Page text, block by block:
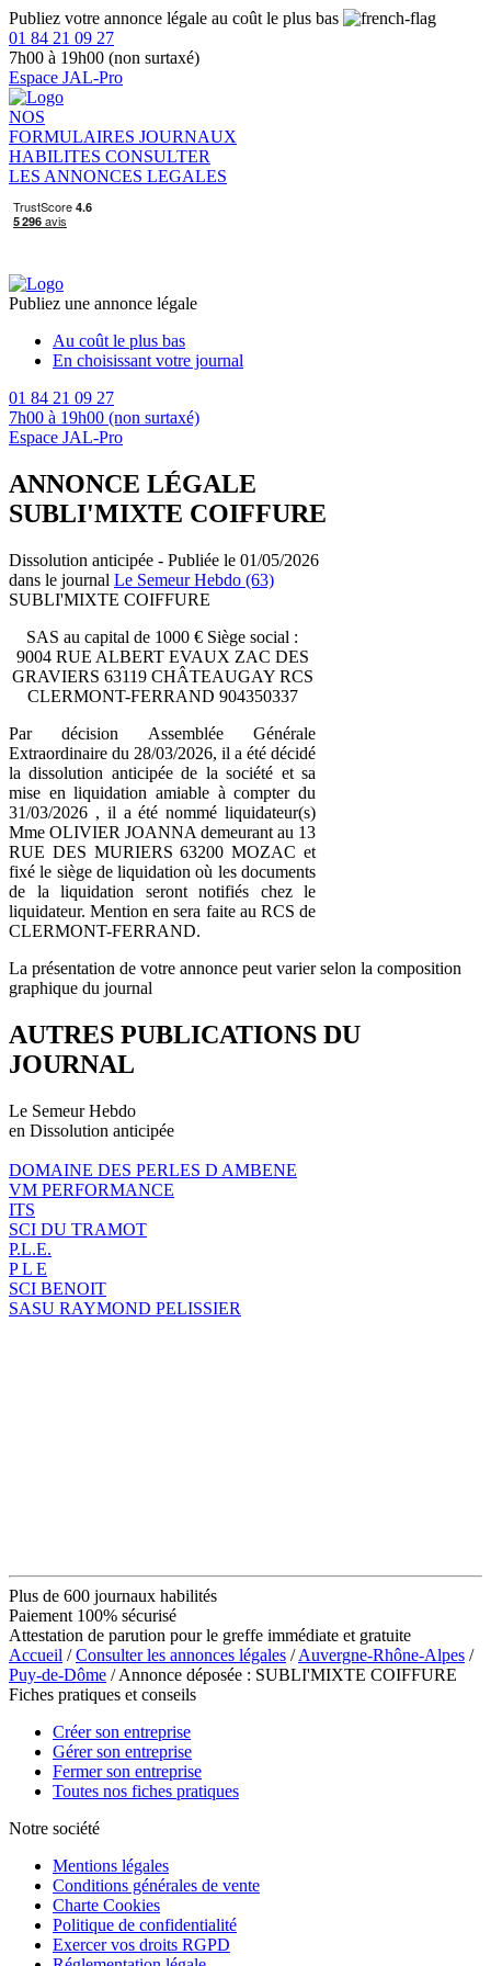
Publiez votre annonce légale au coût le plus bas
01 84 21 09 27
7h00 à 19h00 (non surtaxé)
Espace JAL-Pro
NOS
FORMULAIRES JOURNAUX
HABILITES CONSULTER
LES ANNONCES LEGALES
Publiez une annonce légale
Au coût le plus bas
En choisissant votre journal
01 84 21 09 27
7h00 à 19h00 (non surtaxé)
Espace JAL-Pro
ANNONCE LÉGALE
SUBLI'MIXTE COIFFURE
Dissolution anticipée - Publiée le 01/05/2026
dans le journal Le Semeur Hebdo (63)
SUBLI'MIXTE COIFFURE
SAS au capital de 1000 € Siège social :
9004 RUE ALBERT EVAUX ZAC DES
GRAVIERS 63119 CHÂTEAUGAY RCS
CLERMONT-FERRAND 904350337
Par décision Assemblée Générale
Extraordinaire du 28/03/2026, il a été décidé
la dissolution anticipée de la société et sa
mise en liquidation amiable à compter du
31/03/2026 , il a été nommé liquidateur(s)
Mme OLIVIER JOANNA demeurant au 13
RUE DES MURIERS 63200 MOZAC et
fixé le siège de liquidation où les documents
de la liquidation seront notifiés chez le
liquidateur. Mention en sera faite au RCS de
CLERMONT-FERRAND.
La présentation de votre annonce peut varier selon la composition
graphique du journal
AUTRES PUBLICATIONS DU
JOURNAL
Le Semeur Hebdo
en Dissolution anticipée
DOMAINE DES PERLES D AMBENE
VM PERFORMANCE
ITS
SCI DU TRAMOT
P.L.E.
P L E
SCI BENOIT
SASU RAYMOND PELISSIER
Plus de 600 journaux habilités
Paiement 100% sécurisé
Attestation de parution pour le greffe immédiate et gratuite
Accueil /Consulter les annonces légales /Auvergne-Rhône-Alpes /
Puy-de-Dôme / Annonce déposée : SUBLI'MIXTE COIFFURE
Fiches pratiques et conseils
Créer son entreprise
Gérer son entreprise
Fermer son entreprise
Toutes nos fiches pratiques
Notre société
Mentions légales
Conditions générales de vente
Charte Cookies
Politique de confidentialité
Exercer vos droits RGPD